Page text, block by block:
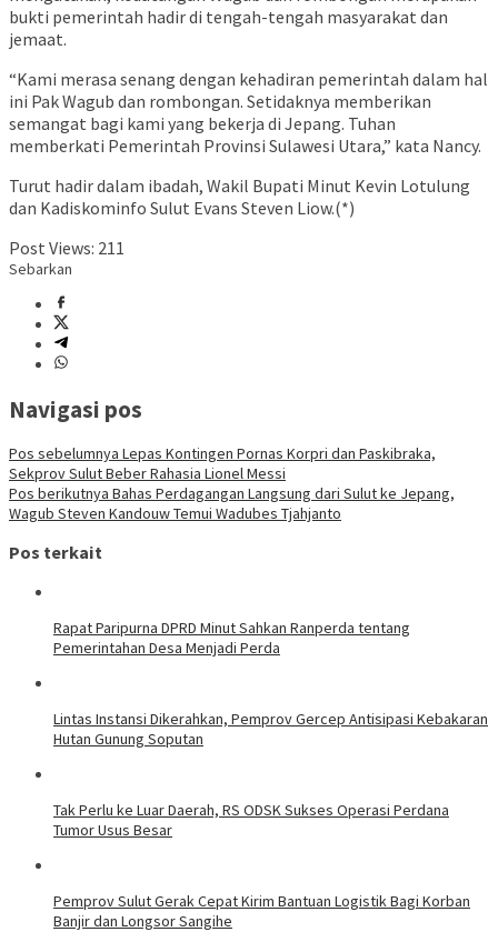
bukti pemerintah hadir di tengah-tengah masyarakat dan
jemaat.
“Kami merasa senang dengan kehadiran pemerintah dalam hal
ini Pak Wagub dan rombongan. Setidaknya memberikan
semangat bagi kami yang bekerja di Jepang. Tuhan
memberkati Pemerintah Provinsi Sulawesi Utara,” kata Nancy.
Turut hadir dalam ibadah, Wakil Bupati Minut Kevin Lotulung
dan Kadiskominfo Sulut Evans Steven Liow.(*)
Post Views: 211
Sebarkan
Navigasi pos
Pos sebelumnya Lepas Kontingen Pornas Korpri dan Paskibraka,
Sekprov Sulut Beber Rahasia Lionel Messi
Pos berikutnya Bahas Perdagangan Langsung dari Sulut ke Jepang,
Wagub Steven Kandouw Temui Wadubes Tjahjanto
Pos terkait
Rapat Paripurna DPRD Minut Sahkan Ranperda tentang
Pemerintahan Desa Menjadi Perda
Lintas Instansi Dikerahkan, Pemprov Gercep Antisipasi Kebakaran
Hutan Gunung Soputan
Tak Perlu ke Luar Daerah, RS ODSK Sukses Operasi Perdana
Tumor Usus Besar
Pemprov Sulut Gerak Cepat Kirim Bantuan Logistik Bagi Korban
Banjir dan Longsor Sangihe